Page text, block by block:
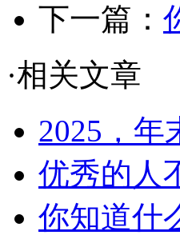
下一篇：
·相关文章
2025，年
优秀的人
你知道什